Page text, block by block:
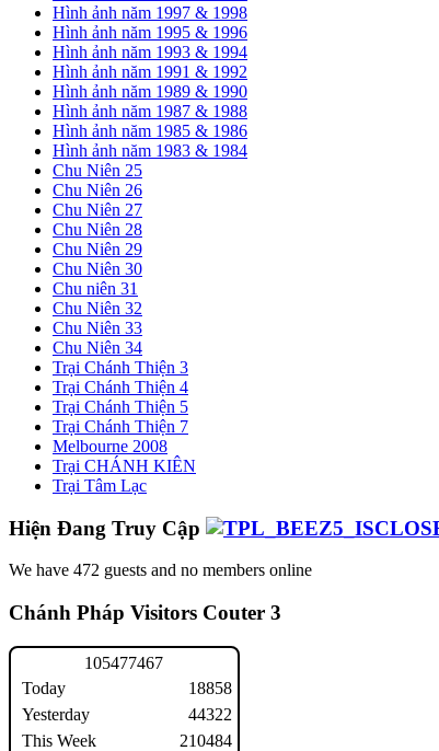
Hình ảnh năm 1997 & 1998
Hình ảnh năm 1995 & 1996
Hình ảnh năm 1993 & 1994
Hình ảnh năm 1991 & 1992
Hình ảnh năm 1989 & 1990
Hình ảnh năm 1987 & 1988
Hình ảnh năm 1985 & 1986
Hình ảnh năm 1983 & 1984
Chu Niên 25
Chu Niên 26
Chu Niên 27
Chu Niên 28
Chu Niên 29
Chu Niên 30
Chu niên 31
Chu Niên 32
Chu Niên 33
Chu Niên 34
Trại Chánh Thiện 3
Trại Chánh Thiện 4
Trại Chánh Thiện 5
Trại Chánh Thiện 7
Melbourne 2008
Trại CHÁNH KIÊN
Trại Tâm Lạc
Hiện Đang Truy Cập
We have 472 guests and no members online
Chánh Pháp Visitors Couter 3
105477467
Today
Yesterday
This Week
18858
44322
210484